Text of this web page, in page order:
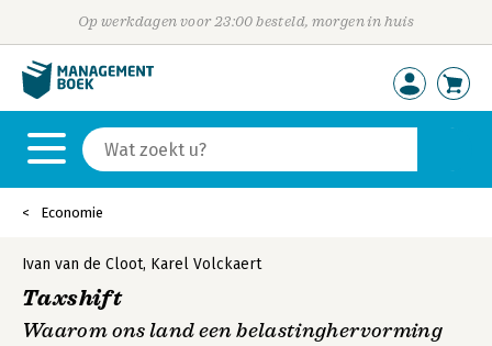
Op werkdagen voor 23:00 besteld, morgen in huis
Economie
Ivan van de Cloot, Karel Volckaert
Taxshift
Waarom ons land een belastinghervorming